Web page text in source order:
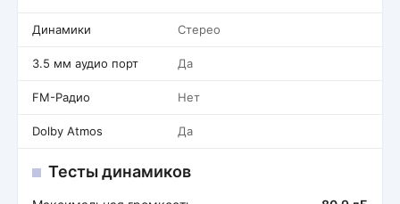
Динамики Стерео
3.5 мм аудио порт Да
FM-Радио Нет
Dolby Atmos Да
Тесты динамиков